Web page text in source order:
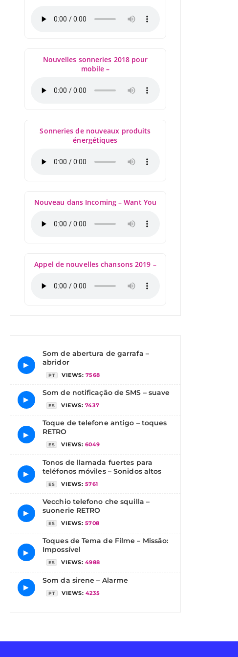
Nouvelles sonneries 2018 pour
mobile –
Sonneries de nouveaux produits
énergétiques
Nouveau dans Incoming – Want You
Appel de nouvelles chansons 2019 –
▶
Som de abertura de garrafa –
abridor
PT VIEWS: 7568
▶
Som de notificação de SMS – suave
ES VIEWS: 7437
▶
Toque de telefone antigo – toques
RETRO
ES VIEWS: 6049
▶
Tonos de llamada fuertes para
teléfonos móviles – Sonidos altos
ES VIEWS: 5761
▶
Vecchio telefono che squilla –
suonerie RETRO
ES VIEWS: 5708
▶
Toques de Tema de Filme – Missão:
Impossível
ES VIEWS: 4988
▶
Som da sirene – Alarme
PT VIEWS: 4235